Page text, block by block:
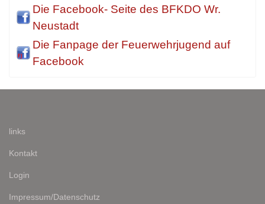
Die Facebook- Seite des BFKDO Wr.
Neustadt
Die Fanpage der Feuerwehrjugend auf
Facebook
links
Kontakt
Login
Impressum/Datenschutz